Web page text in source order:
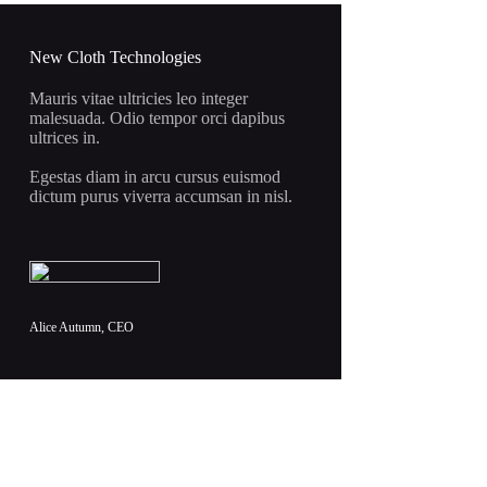
bila:
7.466 rsd.
New Cloth Technologies
Mauris vitae ultricies leo integer
malesuada. Odio tempor orci dapibus
ultrices in.
Egestas diam in arcu cursus euismod
dictum purus viverra accumsan in nisl.
Alice Autumn, CEO